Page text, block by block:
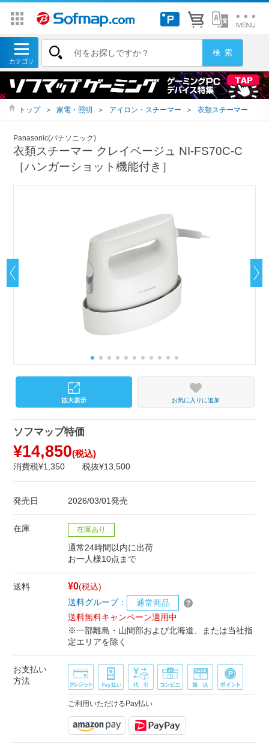
トップ ＞ 家電・照明 ＞ アイロン・スチーマー ＞ 衣類スチーマー
Panasonic(パナソニック)
衣類スチーマー クレイベージュ NI-FS70C-C
［ハンガーショット機能付き］
お気に入りに追加
ソフマップ特価
¥14,850(税込)
消費税¥1,350 税抜¥13,500
発売日 2026/03/01発売
在庫 在庫あり
通常24時間以内に出荷
お一人様10点まで
送料 ¥0(税込)
送料グループ：
通常商品
送料無料キャンペーン適用中
※一部離島・山間部および北海道、または当社指
定エリアを除く
お支払い
方法
ご利用いただけるPay払い